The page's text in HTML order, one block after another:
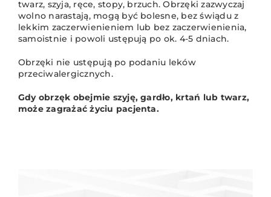
twarz, szyja, ręce, stopy, brzuch. Obrzęki zazwyczaj
wolno narastają, mogą być bolesne, bez świądu z
lekkim zaczerwienieniem lub bez zaczerwienienia,
samoistnie i powoli ustępują po ok. 4-5 dniach.
Obrzęki nie ustępują po podaniu leków
przeciwalergicznych.
Gdy obrzęk obejmie szyję, gardło, krtań lub twarz,
może zagrażać życiu pacjenta.